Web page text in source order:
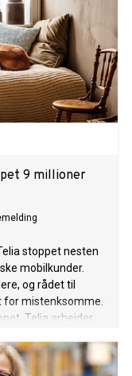
9 millioner
stoppet nesten
mobilkunder.
og rådet til
for mistenksomme.
Telia arbeider
meste. Totalt
wangiri- og